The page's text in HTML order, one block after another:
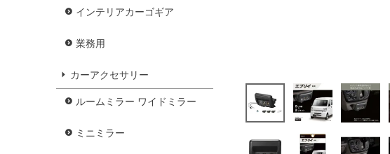
インテリアカーゴギア
業務用
カーアクセサリー
ルームミラー ワイドミラー
ミニミラー